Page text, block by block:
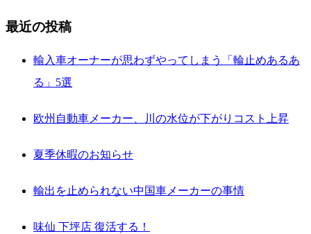
最近の投稿
輸入車オーナーが思わずやってしまう「輪止めあるあ
る」5選
欧州自動車メーカー、川の水位が下がりコスト上昇
夏季休暇のお知らせ
輸出を止められない中国車メーカーの事情
味仙 下坪店 復活する！